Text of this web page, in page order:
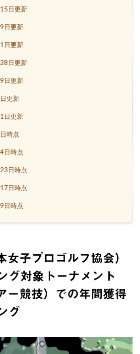
日更新
日更新
日更新
日更新
日更新
更新
日更新
時点
日時点
日時点
日時点
日時点
女子プロゴルフ協会）
グ対象トーナメント
ー競技）での年間獲得
グ